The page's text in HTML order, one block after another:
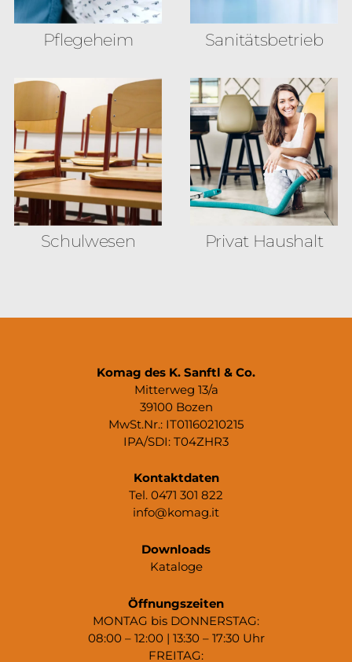
Pflegeheim Sanitäts­betrieb
Schulwesen Privat Haushalt
Komag des K. Sanftl & Co.
Mitterweg 13/a
39100 Bozen
MwSt.Nr.: IT01160210215
IPA/SDI: T04ZHR3
Kontaktdaten
Tel. 0471 301 822
info@komag.it
Downloads
Kataloge
Öffnungszeiten
MONTAG bis DONNERSTAG:
08:00 – 12:00 | 13:30 – 17:30 Uhr
FREITAG: